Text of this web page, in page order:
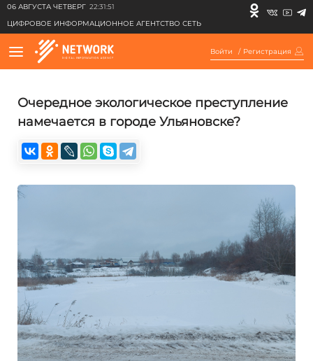
06 АВГУСТА ЧЕТВЕРГ 22:31:51
ЦИФРОВОЕ ИНФОРМАЦИОННОЕ АГЕНТСТВО СЕТЬ
Войти / Регистрация
Очередное экологическое преступление
намечается в городе Ульяновске?